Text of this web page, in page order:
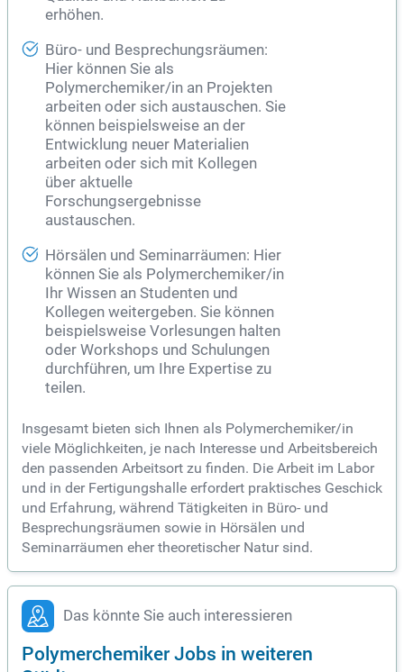
erhöhen.
Büro- und Besprechungsräumen:
Hier können Sie als
Polymerchemiker/in an Projekten
arbeiten oder sich austauschen. Sie
können beispielsweise an der
Entwicklung neuer Materialien
arbeiten oder sich mit Kollegen
über aktuelle
Forschungsergebnisse
austauschen.
Hörsälen und Seminarräumen: Hier
können Sie als Polymerchemiker/in
Ihr Wissen an Studenten und
Kollegen weitergeben. Sie können
beispielsweise Vorlesungen halten
oder Workshops und Schulungen
durchführen, um Ihre Expertise zu
teilen.
Insgesamt bieten sich Ihnen als Polymerchemiker/in
viele Möglichkeiten, je nach Interesse und Arbeitsbereich
den passenden Arbeitsort zu finden. Die Arbeit im Labor
und in der Fertigungshalle erfordert praktisches Geschick
und Erfahrung, während Tätigkeiten in Büro- und
Besprechungsräumen sowie in Hörsälen und
Seminarräumen eher theoretischer Natur sind.
Das könnte Sie auch interessieren
Polymerchemiker Jobs in weiteren